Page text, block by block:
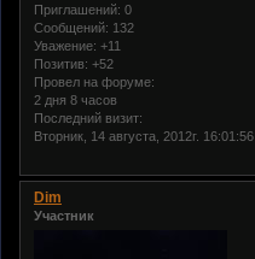
Приглашений: 0
Сообщений: 132
Уважение: +11
Позитив: +52
Провел на форуме:
2 дня 8 часов
Последний визит:
Вторник, 14 августа, 2012г. 16:01:56
Dim
Участник